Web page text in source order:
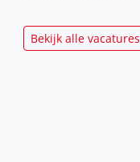
Bekijk alle vacatures